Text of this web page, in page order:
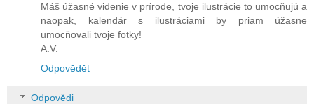
Máš úžasné videnie v prírode, tvoje ilustrácie to umocňujú a
naopak, kalendár s ilustráciami by priam úžasne
umocňovali tvoje fotky!
A.V.
Odpovědět
Odpovědi